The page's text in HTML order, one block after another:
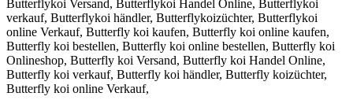
Butterflykoi Versand, Butterflykoi Handel Online, Butterflykoi
verkauf, Butterflykoi händler, Butterflykoizüchter, Butterflykoi
online Verkauf, Butterfly koi kaufen, Butterfly koi online kaufen,
Butterfly koi bestellen, Butterfly koi online bestellen, Butterfly koi
Onlineshop, Butterfly koi Versand, Butterfly koi Handel Online,
Butterfly koi verkauf, Butterfly koi händler, Butterfly koizüchter,
Butterfly koi online Verkauf,